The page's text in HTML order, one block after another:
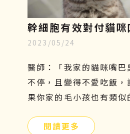
幹細胞有效對付貓咪
成因、症狀和照顧，
知
2023/05/24
醫師：「我家的貓咪嘴巴
不停，且變得不愛吃飯，
果你家的毛小孩也有類似
響貓咪的食慾及健康，因
閱讀更多